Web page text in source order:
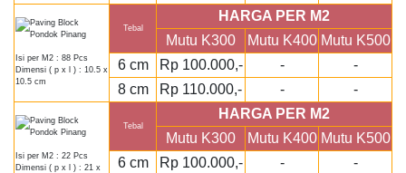
Isi per M2 : 88 Pcs
Dimensi ( p x l ) : 10.5 x
10.5 cm
Tebal
HARGA PER M2
Mutu K300
Mutu K400 Mutu K500
6 cm
Rp 100.000,- -
-
8 cm
Rp 110.000,- - -
Isi per M2 : 22 Pcs
Dimensi ( p x l ) : 21 x
Tebal
HARGA PER M2
Mutu K300
Mutu K400 Mutu K500
6 cm
Rp 100.000,- -
-